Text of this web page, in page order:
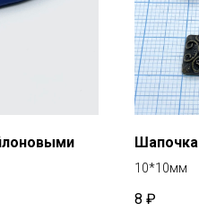
Шапочка
10*10мм
8 ₽